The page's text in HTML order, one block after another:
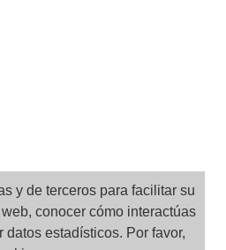
y de terceros para facilitar su
conocer cómo interactúas
estadísticos. Por favor,